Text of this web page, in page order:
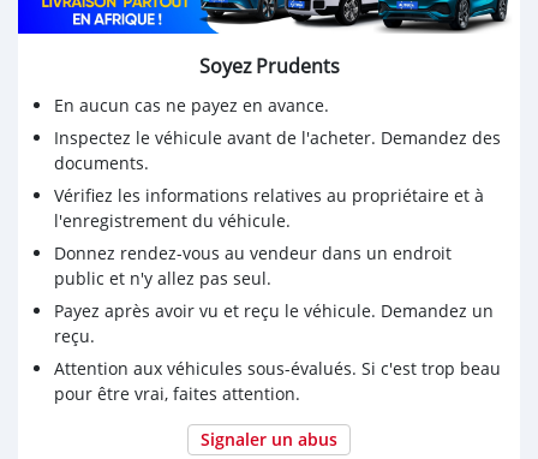
- ⁠système Bluetooth avec connexion jusqu’à 3
téléphones
- ⁠climatisation automatique tri-zone (2 avant et 1
- ⁠écran multimédia 6,5 pouces avec système audio
lecteur CD, MP3 avec mémoire de stockage
- ⁠siège avant chauffant et massant avec réglage
automatique et mémoire de 2 positions
- ⁠ouverture à distance du coffre avec la commande et
fermeture électrique du coffre, volume 550L
- ⁠feux diurnes et lumière full LED adaptative avec
antibrouillards automatiques pour éviter de gêner les
autres automobilistes venant en sens inverse
- ⁠mode pluie avec essuie-glace capteur de pluie
automatique selon l’intensité de la pluie
- ⁠rétroviseur extérieur chauffant avec réglage électrique
et adaptatif à la marche arrière
Soyez Prudents
En aucun cas ne payez en avance.
Inspectez le véhicule avant de l'acheter. Demandez des
documents.
Vérifiez les informations relatives au propriétaire et à
l'enregistrement du véhicule.
Donnez rendez-vous au vendeur dans un endroit
public et n'y allez pas seul.
Payez après avoir vu et reçu le véhicule. Demandez un
reçu.
Attention aux véhicules sous-évalués. Si c'est trop beau
pour être vrai, faites attention.
Signaler un abus